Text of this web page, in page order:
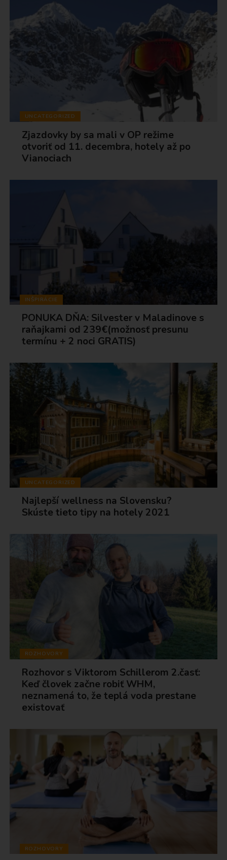
UNCATEGORIZED
Zjazdovky by sa mali v OP režime
otvoriť od 11. decembra, hotely až po
Vianociach
INŠPIRÁCIE
PONUKA DŇA: Silvester v Maladinove s
raňajkami od 239€(možnosť presunu
termínu + 2 noci GRATIS)
UNCATEGORIZED
Najlepší wellness na Slovensku?
Skúste tieto tipy na hotely 2021
ROZHOVORY
Rozhovor s Viktorom Schillerom 2.časť:
Keď človek začne robiť WHM,
neznamená to, že teplá voda prestane
existovať
ROZHOVORY